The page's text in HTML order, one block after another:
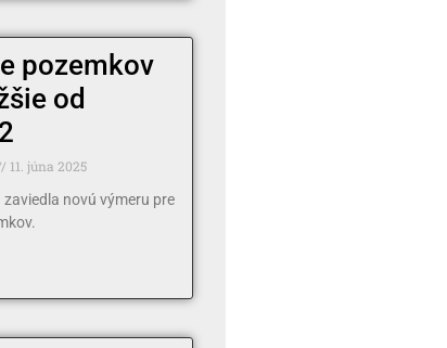
pozemkov
od
11. júna 2025
zaviedla novú výmeru pre